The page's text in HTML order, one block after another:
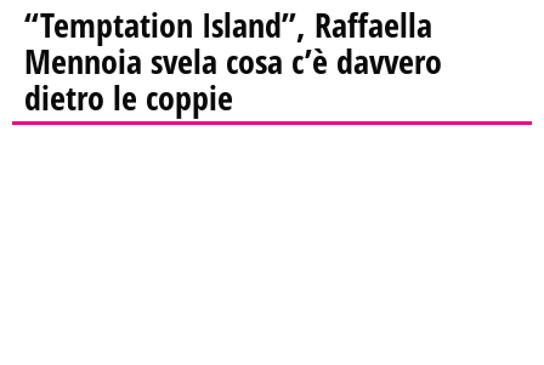
“Temptation Island”, Raffaella
Mennoia svela cosa c’è davvero
dietro le coppie